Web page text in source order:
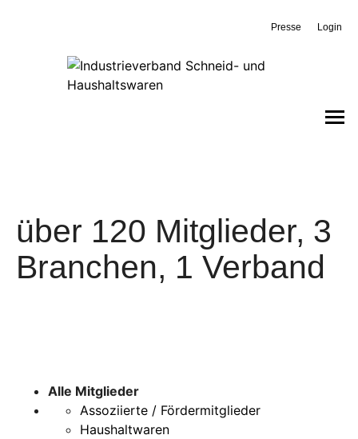
Presse Login
über 120 Mitglieder, 3
Branchen, 1 Verband
Alle Mitglieder
Assoziierte / Fördermitglieder
Haushaltwaren